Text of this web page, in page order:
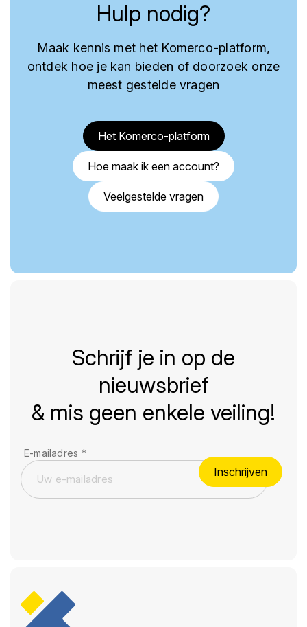
Hulp nodig?
Maak kennis met het Komerco-platform,
ontdek hoe je kan bieden of doorzoek onze
meest gestelde vragen
Het Komerco-platform
Hoe maak ik een account?
Veelgestelde vragen
Schrijf je in op de
nieuwsbrief
& mis geen enkele veiling!
E-mailadres *
Inschrijven